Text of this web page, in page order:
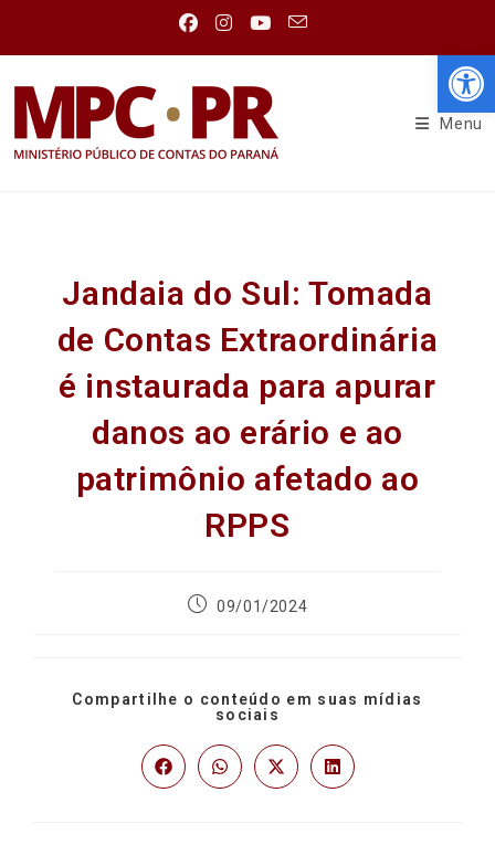
Menu
Jandaia do Sul: Tomada
de Contas Extraordinária
é instaurada para apurar
danos ao erário e ao
patrimônio afetado ao
RPPS
09/01/2024
Compartilhe o conteúdo em suas mídias
sociais